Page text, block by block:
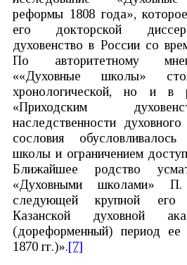
реформы 1808 года»,
его докторской
духовенство в России со
По авторитетному
««Духовные школы»
хронологической, но и в
«Приходским
наследственности
сословия
школы и ограничением
Ближайшее родство
«Духовными школами»
следующей крупной его
Казанской духовной
(дореформенный) период ее
1870 гг.)».[7]